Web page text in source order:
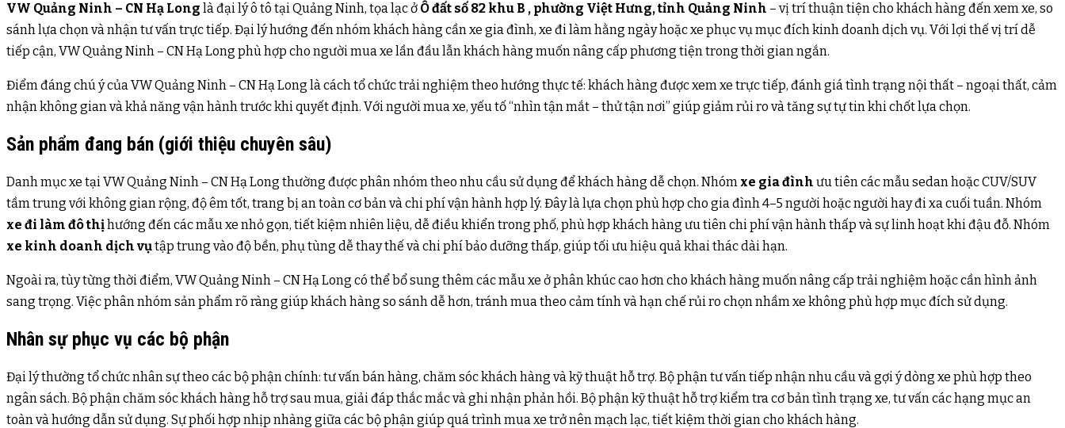
VW Quảng Ninh – CN Hạ Long là đại lý ô tô tại Quảng Ninh, tọa lạc ở Ô đất số 82 khu B , phường Việt Hưng, tỉnh Quảng Ninh – vị trí thuận tiện cho khách hàng đến xem xe, so
sánh lựa chọn và nhận tư vấn trực tiếp. Đại lý hướng đến nhóm khách hàng cần xe gia đình, xe đi làm hằng ngày hoặc xe phục vụ mục đích kinh doanh dịch vụ. Với lợi thế vị trí dễ
tiếp cận, VW Quảng Ninh – CN Hạ Long phù hợp cho người mua xe lần đầu lẫn khách hàng muốn nâng cấp phương tiện trong thời gian ngắn.
Điểm đáng chú ý của VW Quảng Ninh – CN Hạ Long là cách tổ chức trải nghiệm theo hướng thực tế: khách hàng được xem xe trực tiếp, đánh giá tình trạng nội thất – ngoại thất, cảm
nhận không gian và khả năng vận hành trước khi quyết định. Với người mua xe, yếu tố “nhìn tận mắt – thử tận nơi” giúp giảm rủi ro và tăng sự tự tin khi chốt lựa chọn.
Sản phẩm đang bán (giới thiệu chuyên sâu)
Danh mục xe tại VW Quảng Ninh – CN Hạ Long thường được phân nhóm theo nhu cầu sử dụng để khách hàng dễ chọn. Nhómxe gia đình ưu tiên các mẫu sedan hoặc CUV/SUV
tầm trung với không gian rộng, độ êm tốt, trang bị an toàn cơ bản và chi phí vận hành hợp lý. Đây là lựa chọn phù hợp cho gia đình 4–5 người hoặc người hay đi xa cuối tuần. Nhóm
xe đi làm đô thịhướng đến các mẫu xe nhỏ gọn, tiết kiệm nhiên liệu, dễ điều khiển trong phố, phù hợp khách hàng ưu tiên chi phí vận hành thấp và sự linh hoạt khi đậu đỗ. Nhóm
xe kinh doanh dịch vụtập trung vào độ bền, phụ tùng dễ thay thế và chi phí bảo dưỡng thấp, giúp tối ưu hiệu quả khai thác dài hạn.
Ngoài ra, tùy từng thời điểm, VW Quảng Ninh – CN Hạ Long có thể bổ sung thêm các mẫu xe ở phân khúc cao hơn cho khách hàng muốn nâng cấp trải nghiệm hoặc cần hình ảnh
sang trọng. Việc phân nhóm sản phẩm rõ ràng giúp khách hàng so sánh dễ hơn, tránh mua theo cảm tính và hạn chế rủi ro chọn nhầm xe không phù hợp mục đích sử dụng.
Nhân sự phục vụ các bộ phận
Đại lý thường tổ chức nhân sự theo các bộ phận chính: tư vấn bán hàng, chăm sóc khách hàng và kỹ thuật hỗ trợ. Bộ phận tư vấn tiếp nhận nhu cầu và gợi ý dòng xe phù hợp theo
ngân sách. Bộ phận chăm sóc khách hàng hỗ trợ sau mua, giải đáp thắc mắc và ghi nhận phản hồi. Bộ phận kỹ thuật hỗ trợ kiểm tra cơ bản tình trạng xe, tư vấn các hạng mục an
toàn và hướng dẫn sử dụng. Sự phối hợp nhịp nhàng giữa các bộ phận giúp quá trình mua xe trở nên mạch lạc, tiết kiệm thời gian cho khách hàng.